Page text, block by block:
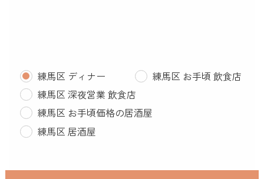
練馬区 ディナー
練馬区 お手頃 飲食店
練馬区 深夜営業 飲食店
練馬区 お手頃価格の居酒屋
練馬区 居酒屋